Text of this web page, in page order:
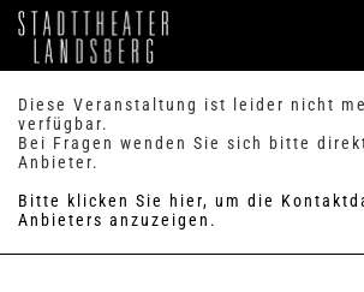
PROGRAMM
SERVICE
Preise & Sitzplan
Abonnements
Handicap
Diese Veranstaltung ist leider nicht
verfügbar.
Bei Fragen wenden Sie sich bitte
Anbieter.
Bitte klicken Sie hier, um die
Anbieters anzuzeigen.